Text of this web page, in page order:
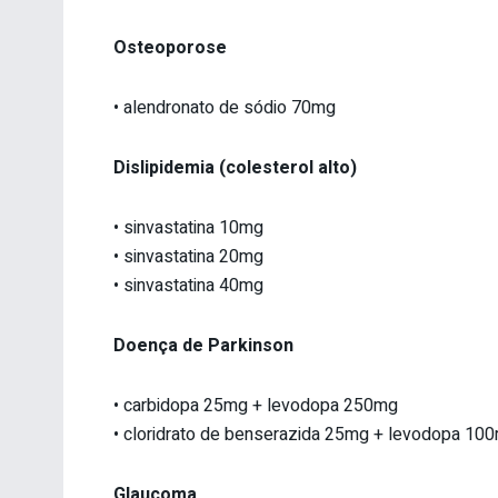
Osteoporose
• alendronato de sódio 70mg
Dislipidemia (colesterol alto)
• sinvastatina 10mg
• sinvastatina 20mg
• sinvastatina 40mg
Doença de Parkinson
• carbidopa 25mg + levodopa 250mg
• cloridrato de benserazida 25mg + levodopa